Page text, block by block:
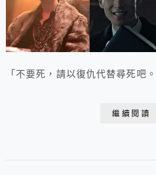
「不要死，請以復仇代替尋死吧。
繼續閱讀